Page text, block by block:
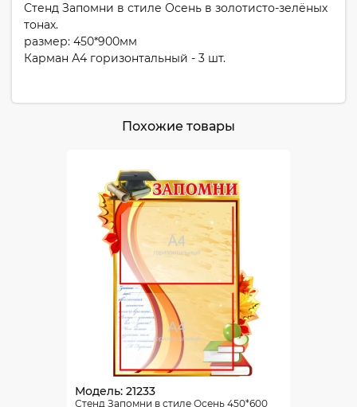
Стенд Запомни в стиле Осень в золотисто-зелёных
тонах.
размер: 450*900мм
Карман А4 горизонтальный - 3 шт.
Похожие товары
Модель: 21233
Стенд Запомни в стиле Осень 450*600